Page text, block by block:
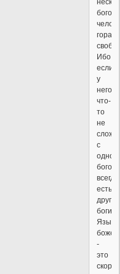
богов
Ибо,
если
у
него
что-
то
не
с
богом,
всегда
есть
другие
боги.
-
это
скорее